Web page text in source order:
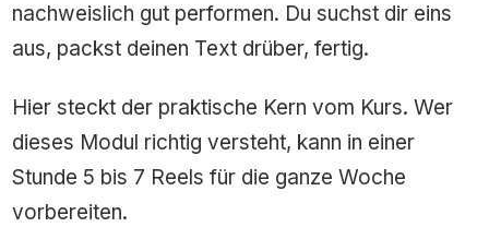
nachweislich gut performen. Du suchst dir eins
aus, packst deinen Text drüber, fertig.
Hier steckt der praktische Kern vom Kurs. Wer
dieses Modul richtig versteht, kann in einer
Stunde 5 bis 7 Reels für die ganze Woche
vorbereiten.